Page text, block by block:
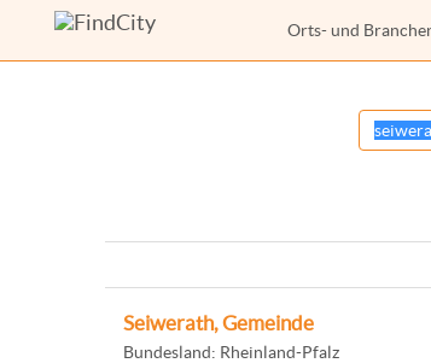
Orts- und
Seiwerath, Gemeinde
Bundesland: Rheinland-Pfalz